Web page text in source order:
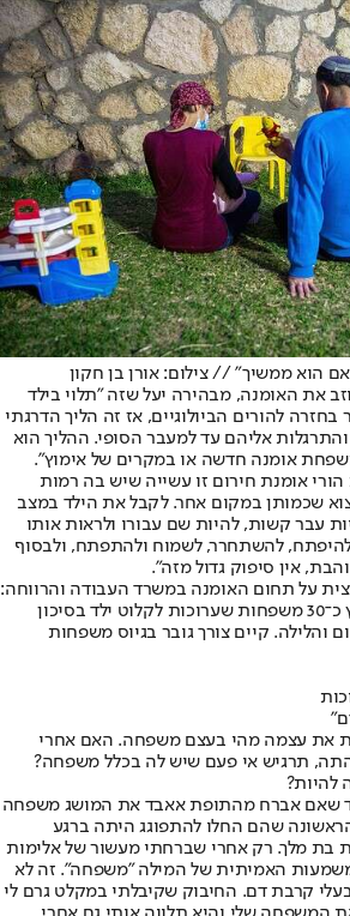
הוא ממשיך" // צילום: אורן בן חקון
את האומנה, מבהירה יעל שזה "תלוי בילד
להורים הביולוגיים, אז זה הליך הדרגתי
אליהם עד למעבר הסופי. ההליך הוא
אומנה חדשה או במקרים של אימוץ".
הורי אומנת חירום זו עשייה שיש בה רמות
שכמותן במקום אחר. לקבל את הילד במצב
עבר קשות, להיות שם עבורו ולראות אותו
להשתחרר, לשמוח ולהתפתח, ולבסוף
אין סיפוק גדול מזה".
על תחום האומנה במשרד העבודה והרווחה:
"כיום פעילות ברחבי הארץ כ־30 משפחות שערוכות לקלוט ילד בסיכון
והלילה. קיים צורך גובר בגיוס משפחות
את עצמה מהי בעצם משפחה. האם אחרי
תרגיש אי פעם שיש לה בכלל משפחה?
להיות?
שאם אברח מהתופת אאבד את המושג משפחה
הראשונה שהם החלו להתפוגג היתה ברגע
בת מלך. רק אחרי שברחתי מעשור של אלימות
האמיתית של המילה "משפחה". זה לא
קרבת דם. החיבוק שקיבלתי במקלט גרם לי